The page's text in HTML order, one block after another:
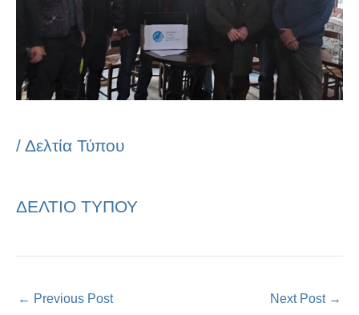
/ Δελτία Τύπου
ΔΕΛΤΙΟ ΤΥΠΟΥ
← Previous Post Next Post →